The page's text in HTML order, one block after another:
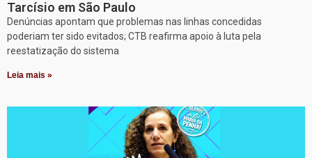
Tarcísio em São Paulo
Denúncias apontam que problemas nas linhas concedidas
poderiam ter sido evitados; CTB reafirma apoio à luta pela
reestatização do sistema
Leia mais »